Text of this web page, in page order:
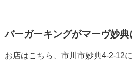
バーガーキングがマーヴ妙
お店はこちら、市川市妙典4-2-12